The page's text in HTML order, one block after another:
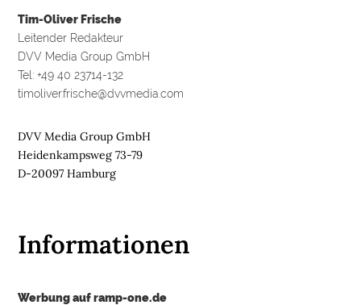
Tim-Oliver Frische
Leitender Redakteur
DVV Media Group GmbH
Tel: +49 40 23714-132
timoliver.frische@dvvmedia.com
DVV Media Group GmbH
Heidenkampsweg 73-79
D-20097 Hamburg
Informationen
Werbung auf ramp-one.de